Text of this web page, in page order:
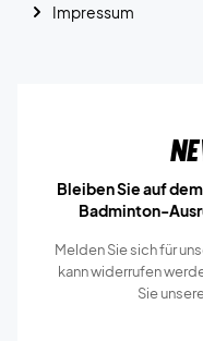
Impressum
Bleiben Sie auf
Badminton-
Melden Sie sich für
kann widerrufen
Sie